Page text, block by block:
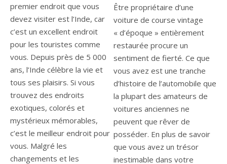
premier endroit que vous
devez visiter est l’Inde, car
c’est un excellent endroit
pour les touristes comme
vous. Depuis près de 5 000
ans, l’Inde célèbre la vie et
tous ses plaisirs. Si vous
trouvez des endroits
exotiques, colorés et
mystérieux mémorables,
c’est le meilleur endroit pour
vous. Malgré les
changements et les
Être propriétaire d’une
voiture de course vintage
« d’époque » entièrement
restaurée procure un
sentiment de fierté. Ce que
vous avez est une tranche
d’histoire de l’automobile que
la plupart des amateurs de
voitures anciennes ne
peuvent que rêver de
posséder. En plus de savoir
que vous avez un trésor
inestimable dans votre